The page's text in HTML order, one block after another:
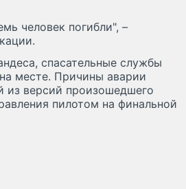
человек погибли", –
спасательные службы
месте. Причины аварии
из версий произошедшего
пилотом на финальной